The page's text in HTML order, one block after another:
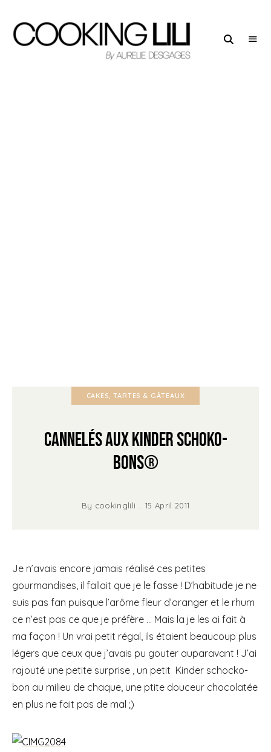
CAKES, TARTES & GÂTEAUX
Cannelés aux Kinder Schoko-
bons®
By cookinglili 15 April 2011
Je n’avais encore jamais réalisé ces petites
gourmandises, il fallait que je le fasse ! D’habitude je ne
suis pas fan puisque l’arôme fleur d’oranger et le rhum
ce n’est pas ce que je préfère … Mais la je les ai fait à
ma façon ! Un vrai petit régal, ils étaient beaucoup plus
légers que ceux que j’avais pu gouter auparavant ! J’ai
rajouté une petite surprise , un petit Kinder schocko-
bon au milieu de chaque, une ptite douceur chocolatée
en plus ne fait pas de mal ;)